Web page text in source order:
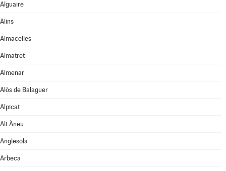
Alguaire
Alins
Almacelles
Almatret
Almenar
Alòs de Balaguer
Alpicat
Alt Àneu
Anglesola
Arbeca